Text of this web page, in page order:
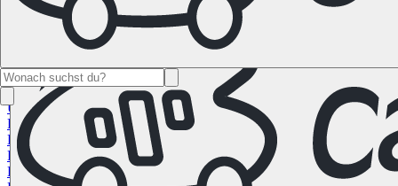
NamibiaSüdafrika
Alle Ziele in
KanadaCalgaryHalifaxMontrealTorontoVancouver
Alle Ziele in den
USALas VegasLos Angeles Miami New YorkSan
Francisco
Chile Costa Rica Alle Reiseziele in
Deutschland
Berlin Hamburg Leipzig München Stuttgart
Reiseziele in
Frankreich
KorsikaLyonMarseilles NizzaParis Toulouse
Alle